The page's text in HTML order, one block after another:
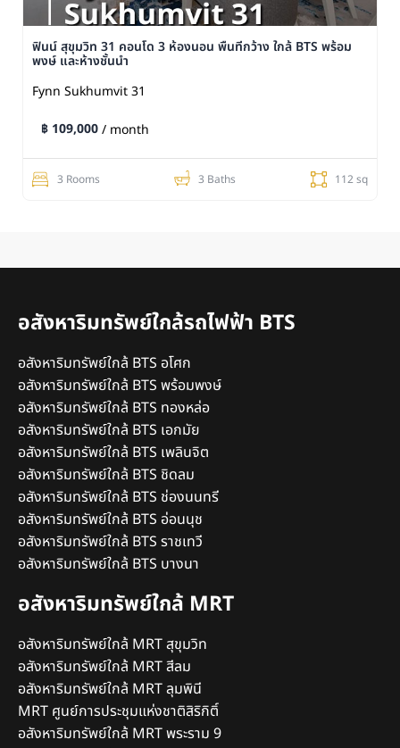
ฟินน์ สุขุมวิท 31 คอนโด 3 ห้องนอน พื้นที่กว้าง ใกล้ BTS พร้อม
พงษ์ และห้างชั้นนำ
Fynn Sukhumvit 31
฿ 109,000/ month
3 Rooms 3 Baths 112 sq
อสังหาริมทรัพย์ใกล้รถไฟฟ้า BTS
อสังหาริมทรัพย์ใกล้ BTS อโศก
อสังหาริมทรัพย์ใกล้ BTS พร้อมพงษ์
อสังหาริมทรัพย์ใกล้ BTS ทองหล่อ
อสังหาริมทรัพย์ใกล้ BTS เอกมัย
อสังหาริมทรัพย์ใกล้ BTS เพลินจิต
อสังหาริมทรัพย์ใกล้ BTS ชิดลม
อสังหาริมทรัพย์ใกล้ BTS ช่องนนทรี
อสังหาริมทรัพย์ใกล้ BTS อ่อนนุช
อสังหาริมทรัพย์ใกล้ BTS ราชเทวี
อสังหาริมทรัพย์ใกล้ BTS บางนา
อสังหาริมทรัพย์ใกล้ MRT
อสังหาริมทรัพย์ใกล้ MRT สุขุมวิท
อสังหาริมทรัพย์ใกล้ MRT สีลม
อสังหาริมทรัพย์ใกล้ MRT ลุมพินี
MRT ศูนย์การประชุมแห่งชาติสิริกิติ์
อสังหาริมทรัพย์ใกล้ MRT พระราม 9